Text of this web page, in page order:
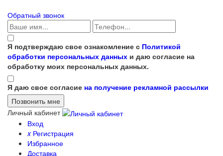
Обратный звонок
Я подтверждаю свое ознакомление с Политикой
обработки персональных данных и даю согласие на
обработку моих персональных данных.
Я даю свое согласие на получение рекламной рассылки
Личный кабинет
Вход
xРегистрация
Избранное
Доставка